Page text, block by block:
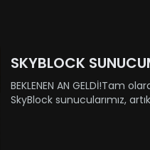
SKYBLOCK
GÜNCELLEMESİYLE
BEKLENEN AN GELDİ!Tam
SkyBlock sunucularımız,